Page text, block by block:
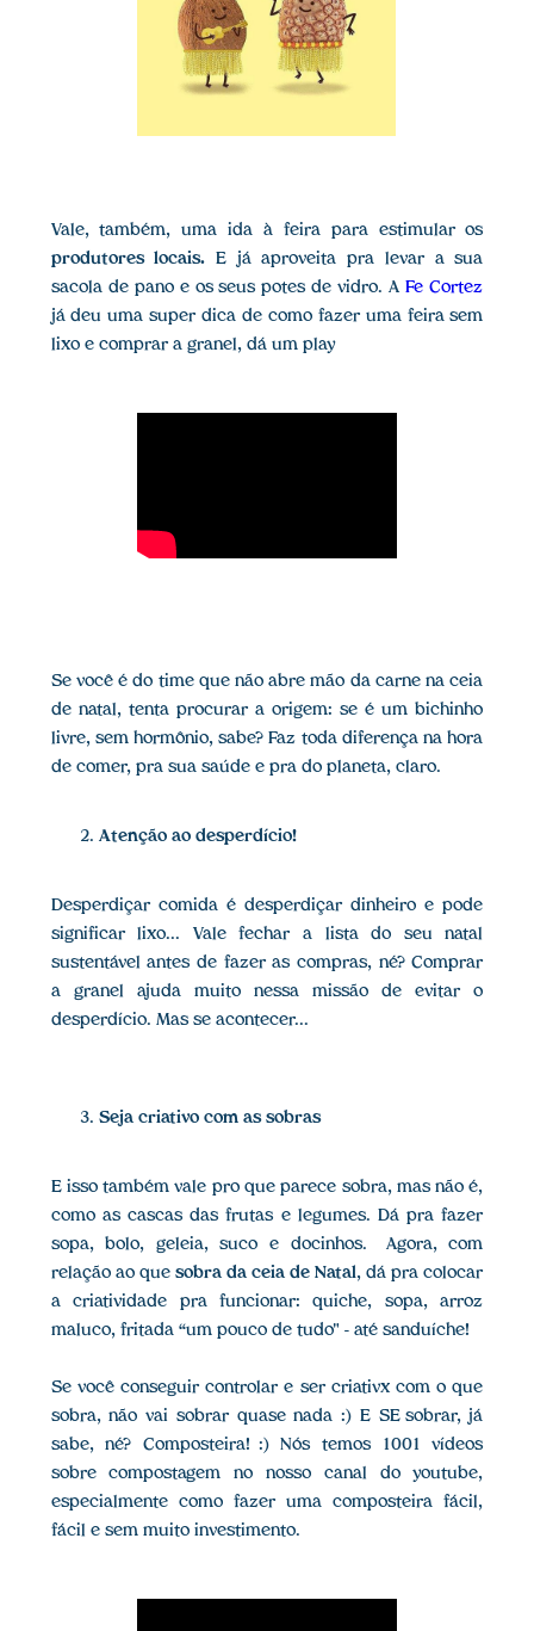
Vale, também, uma ida à feira para estimular os
produtores locais. E já aproveita pra levar a sua
sacola de pano e os seus potes de vidro. AFe Cortez
já deu uma super dica de como fazer uma feira sem
lixo e comprar a granel, dá um play
Se você é do time que não abre mão da carne na ceia
de natal, tenta procurar a origem: se é um bichinho
livre, sem hormônio, sabe? Faz toda diferença na hora
de comer, pra sua saúde e pra do planeta, claro.
Atenção ao desperdício!
Desperdiçar comida é desperdiçar dinheiro e pode
significar lixo... Vale fechar a lista do seu natal
sustentável antes de fazer as compras, né? Comprar
a granel ajuda muito nessa missão de evitar o
desperdício. Mas se acontecer...
Seja criativo com as sobras
E isso também vale pro que parece sobra, mas não é,
como as cascas das frutas e legumes. Dá pra fazer
sopa, bolo, geleia, suco e docinhos. Agora, com
relação ao que sobra da ceia de Natal, dá pra colocar
a criatividade pra funcionar: quiche, sopa, arroz
maluco, fritada “um pouco de tudo" - até sanduíche!
Se você conseguir controlar e ser criativx com o que
sobra, não vai sobrar quase nada :) E SE sobrar, já
sabe, né? Composteira! :) Nós temos 1001 vídeos
sobre compostagem no nosso canal do youtube,
especialmente como fazer uma composteira fácil,
fácil e sem muito investimento.